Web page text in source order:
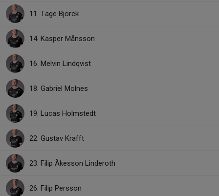
11. Tage Björck
14. Kasper Månsson
16. Melvin Lindqvist
18. Gabriel Molnes
19. Lucas Holmstedt
22. Gustav Krafft
23. Filip Åkesson Linderoth
26. Filip Persson